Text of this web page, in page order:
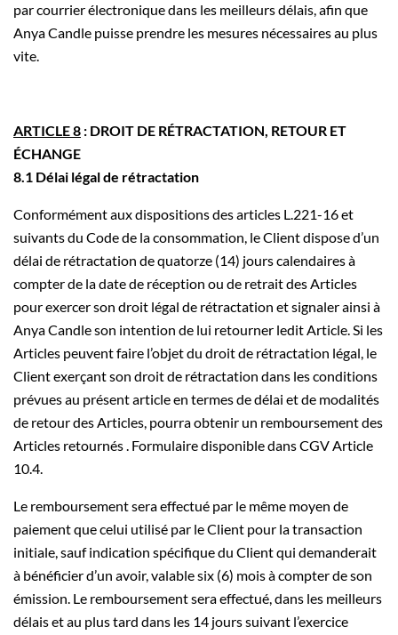
par courrier électronique dans les meilleurs délais, afin que
Anya Candle puisse prendre les mesures nécessaires au plus
vite.
ARTICLE 8 : DROIT DE RÉTRACTATION, RETOUR ET
ÉCHANGE
8.1 Délai légal de rétractation
Conformément aux dispositions des articles L.221-16 et
suivants du Code de la consommation, le Client dispose d’un
délai de rétractation de quatorze (14) jours calendaires à
compter de la date de réception ou de retrait des Articles
pour exercer son droit légal de rétractation et signaler ainsi à
Anya Candle son intention de lui retourner ledit Article. Si les
Articles peuvent faire l’objet du droit de rétractation légal, le
Client exerçant son droit de rétractation dans les conditions
prévues au présent article en termes de délai et de modalités
de retour des Articles, pourra obtenir un remboursement des
Articles retournés . Formulaire disponible dans CGV Article
10.4.
Le remboursement sera effectué par le même moyen de
paiement que celui utilisé par le Client pour la transaction
initiale, sauf indication spécifique du Client qui demanderait
à bénéficier d’un avoir, valable six (6) mois à compter de son
émission. Le remboursement sera effectué, dans les meilleurs
délais et au plus tard dans les 14 jours suivant l’exercice